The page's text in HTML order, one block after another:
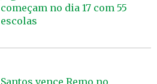
começam no dia 17 com 55
escolas
Santos vence Remo no